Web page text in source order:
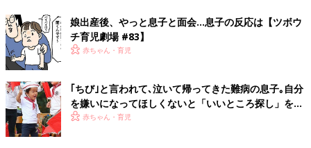
『シャンプーの詰め替えぐらいできるわい！』と、心の中で叫ん
だ母でした」
母の秘密を義母にバラされた！
「上が５歳、下が３歳 の頃。義母がふたりを連れてスーパーへ行
き、牛乳を手に取ったら、値引きシールが貼ってある牛乳を指差
娘出産後、やっと息子と面会…息子の反応は【ツボウ
チ育児劇場 #83】
赤ちゃん・育児
｢ちび｣と言われて､泣いて帰ってきた難病の息子｡自分
を嫌いになってほしくないと「いいところ探し」を続
ける母【軟骨無形成症】
赤ちゃん・育児